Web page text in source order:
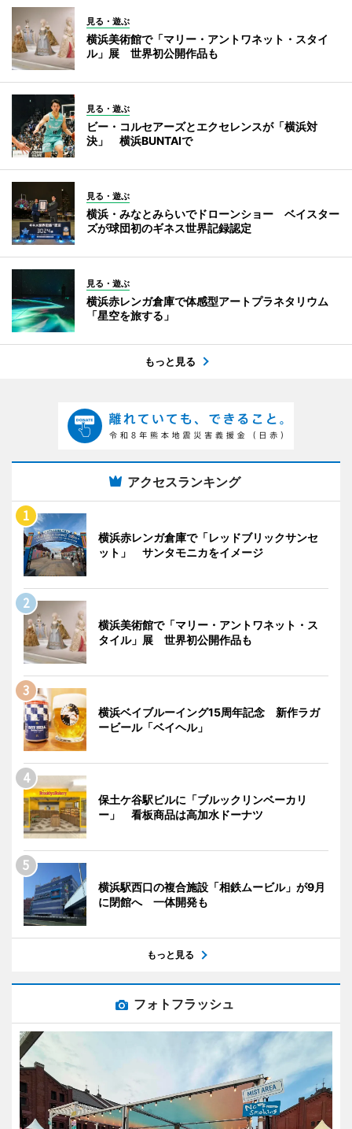
見る・遊ぶ
横浜美術館で「マリー・アントワネット・スタイ
ル」展 世界初公開作品も
見る・遊ぶ
ビー・コルセアーズとエクセレンスが「横浜対
決」 横浜BUNTAIで
見る・遊ぶ
横浜・みなとみらいでドローンショー ベイスター
ズが球団初のギネス世界記録認定
見る・遊ぶ
横浜赤レンガ倉庫で体感型アートプラネタリウム
「星空を旅する」
もっと見る
アクセスランキング
横浜赤レンガ倉庫で「レッドブリックサンセ
ット」 サンタモニカをイメージ
横浜美術館で「マリー・アントワネット・ス
タイル」展 世界初公開作品も
横浜ベイブルーイング15周年記念 新作ラガ
ービール「ベイヘル」
保土ケ谷駅ビルに「ブルックリンベーカリ
ー」 看板商品は高加水ドーナツ
横浜駅西口の複合施設「相鉄ムービル」が9月
に閉館へ 一体開発も
もっと見る
フォトフラッシュ